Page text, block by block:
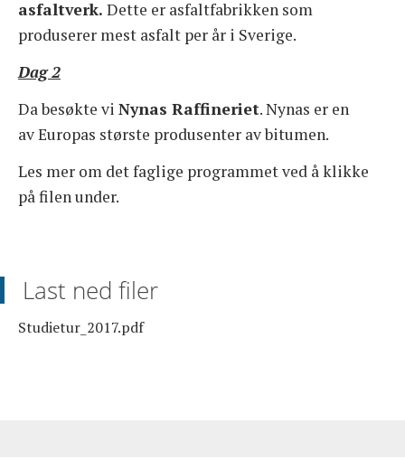
asfaltverk. Dette er asfaltfabrikken som
produserer mest asfalt per år i Sverige.
Dag 2
Da besøkte vi Nynas Raffineriet. Nynas er en
av Europas største produsenter av bitumen.
Les mer om det faglige programmet ved å klikke
på filen under.
Last ned filer
Studietur_2017.pdf